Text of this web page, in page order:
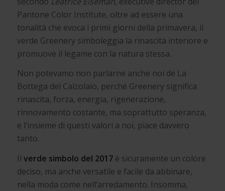
Pantone Color Institute, oltre ad essere una
tonalità che evoca i primi giorni della primavera, il
verde Greenery simboleggia la rinascita interiore e
promuove il legame con la natura stessa.
Non potevamo non parlarne anche noi de La
Bottega del Calzolaio, perché Greenery significa
rinascita, forza, energia, rigenerazione,
rinnovamento costante, ma soprattutto speranza,
e l’insieme di questi valori a noi, piace davvero
tanto.
Il verde simbolo del 2017è sicuramente un colore
deciso, ma anche versatile e facile da abbinare,
nella moda come nell’arredamento. Insomma,